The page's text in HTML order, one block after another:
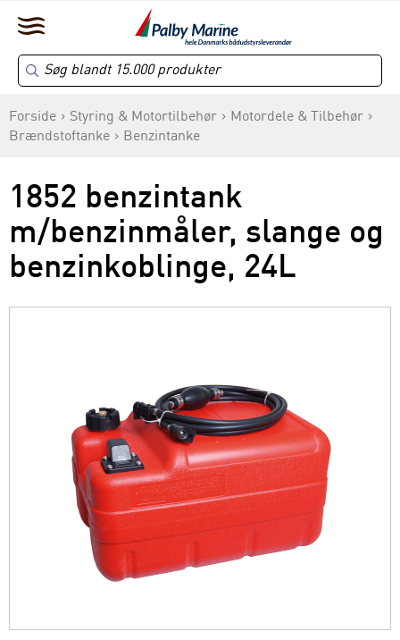
Forside Styring & Motortilbehør
Motordele & Tilbehør
Brændstoftanke
Benzintanke
1852 benzintank
m/benzinmåler, slange og
benzinkoblinge, 24L